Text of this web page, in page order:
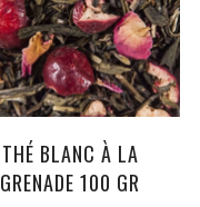
THÉ BLANC À LA
GRENADE 100 GR